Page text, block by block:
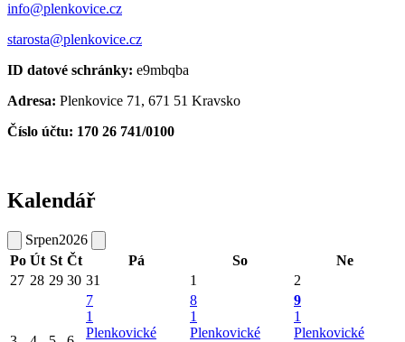
info@plenkovice.cz
starosta@plenkovice.cz
ID datové schránky: e9mbqba
Adresa: Plenkovice 71, 671 51 Kravsko
Číslo účtu: 170 26 741/0100
Kalendář
Srpen2026
Po Út St Čt Pá So
Ne
27 28 29 30 31 1 2
7
1
Plenkovické
8
1
Plenkovické
9
1
Plenkovické